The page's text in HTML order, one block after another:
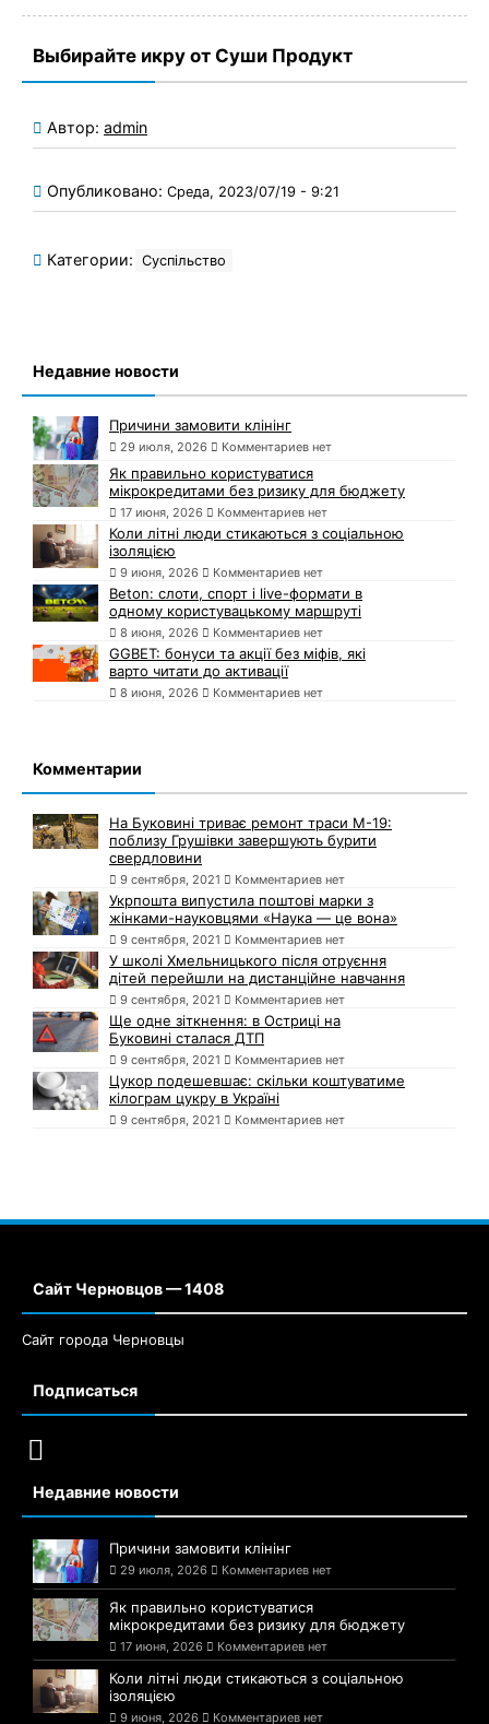
Выбирайте икру от Суши Продукт
Автор: admin
Опубликовано: Среда, 2023/07/19 - 9:21
Категории: Суспільство
Недавние новости
Причини замовити клінінг
29 июля, 2026 Комментариев нет
Як правильно користуватися
мікрокредитами без ризику для бюджету
17 июня, 2026 Комментариев нет
Коли літні люди стикаються з соціальною
ізоляцією
9 июня, 2026 Комментариев нет
Beton: слоти, спорт і live-формати в
одному користувацькому маршруті
8 июня, 2026 Комментариев нет
GGBET: бонуси та акції без міфів, які
варто читати до активації
8 июня, 2026 Комментариев нет
Комментарии
На Буковині триває ремонт траси М-19:
поблизу Грушівки завершують бурити
свердловини
9 сентября, 2021 Комментариев нет
Укрпошта випустила поштові марки з
жінками-науковцями «Наука — це вона»
9 сентября, 2021 Комментариев нет
У школі Хмельницького після отруєння
дітей перейшли на дистанційне навчання
9 сентября, 2021 Комментариев нет
Ще одне зіткнення: в Остриці на
Буковині сталася ДТП
9 сентября, 2021 Комментариев нет
Цукор подешевшає: скільки коштуватиме
кілограм цукру в Україні
9 сентября, 2021 Комментариев нет
Сайт Черновцов — 1408
Сайт города Черновцы
Подписаться
Недавние новости
Причини замовити клінінг
29 июля, 2026 Комментариев нет
Як правильно користуватися
мікрокредитами без ризику для бюджету
17 июня, 2026 Комментариев нет
Коли літні люди стикаються з соціальною
ізоляцією
9 июня, 2026 Комментариев нет